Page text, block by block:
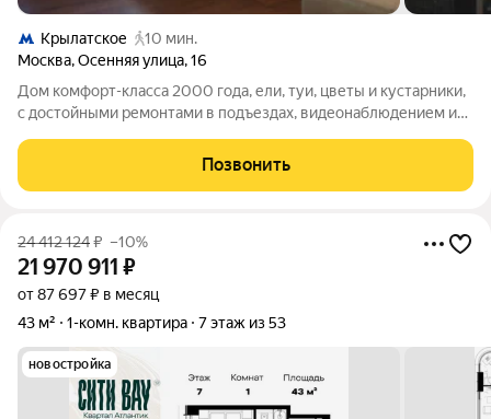
Крылатское
10 мин.
Москва,Осенняя улица,16
Дом комфорт-класса 2000 года, ели, туи, цветы и кустарники,
с достойными ремонтами в подъездах, видеонаблюдением и
мягкими покрытиями. Квартира с шикарными видами на запад -
панорама горизонт
Позвонить
24 412 124₽ –10%
21 970 911 ₽
от 87 697 ₽ в месяц
43 м²
1-комн. квартира 7 этаж из 53
новостройка